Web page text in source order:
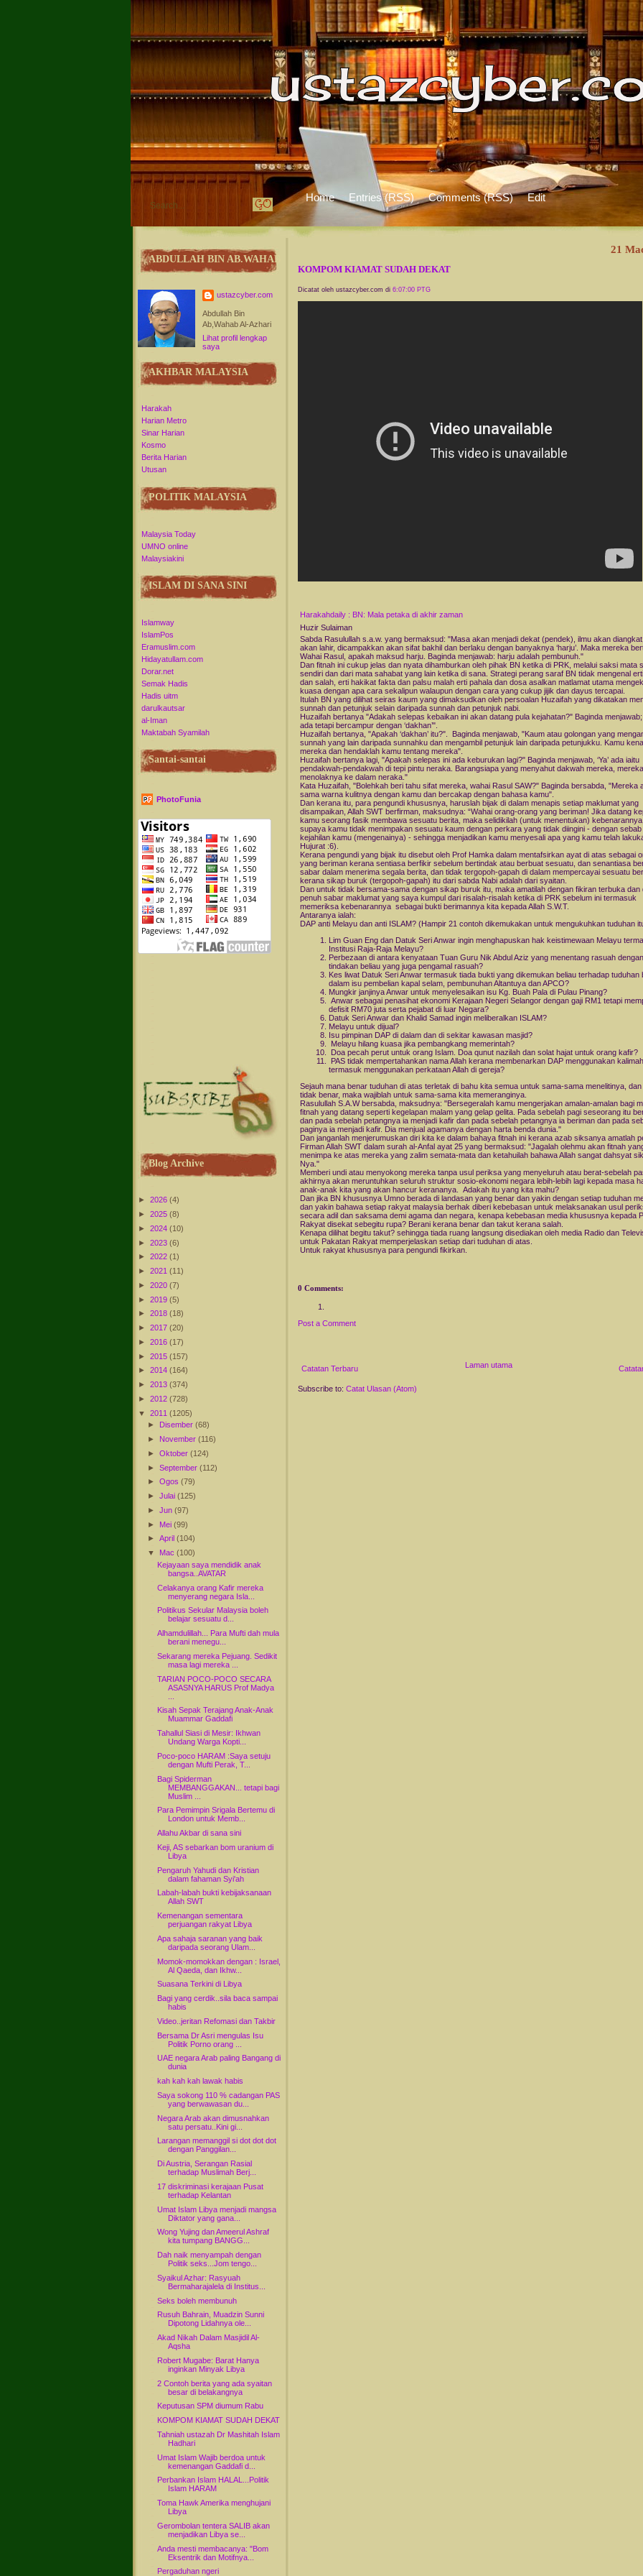
Home Entries (RSS) Comments (RSS) Edit
ABDULLAH BIN AB.WAHAB
ustazcyber.com
Abdullah Bin
Ab,Wahab Al-Azhari
Lihat profil lengkap
saya
AKHBAR MALAYSIA
Harakah
Harian Metro
Sinar Harian
Kosmo
Berita Harian
Utusan
POLITIK MALAYSIA
Malaysia Today
UMNO online
Malaysiakini
ISLAM DI SANA SINI
Islamway
IslamPos
Eramuslim.com
Hidayatullam.com
Dorar.net
Semak Hadis
Hadis uitm
darulkautsar
al-Iman
Maktabah Syamilah
Santai-santai
PhotoFunia
Blog Archive
► 2026 (4)
► 2025 (8)
► 2024 (10)
► 2023 (6)
► 2022 (1)
► 2021 (11)
► 2020 (7)
► 2019 (5)
► 2018 (18)
► 2017 (20)
► 2016 (17)
► 2015 (157)
► 2014 (164)
► 2013 (374)
► 2012 (728)
▼
2011 (1205)
►
Disember(68)
► November(116)
►Oktober(124)
►September(112)
►Ogos(79)
►Julai(125)
►Jun(97)
► Mei(99)
►April(104)
▼
Mac(100)
Kejayaan saya mendidik anak
bangsa..AVATAR
Celakanya orang Kafir mereka
menyerang negara Isla...
Politikus Sekular Malaysia boleh
belajar sesuatu d...
Alhamdulillah... Para Mufti dah mula
berani menegu...
Sekarang mereka Pejuang. Sedikit
masa lagi mereka ...
TARIAN POCO-POCO SECARA
ASASNYA HARUS Prof Madya
Kisah Sepak Terajang Anak-Anak
Muammar Gaddafi
Tahallul Siasi di Mesir: Ikhwan
Undang Warga Kopti...
Poco-poco HARAM :Saya setuju
dengan Mufti Perak, T...
Bagi Spiderman
MEMBANGGAKAN... tetapi bagi
Muslim ...
Para Pemimpin Srigala Bertemu di
London untuk Memb...
Allahu Akbar di sana sini
Keji, AS sebarkan bom uranium di
Libya
Pengaruh Yahudi dan Kristian
dalam fahaman Syi'ah
Labah-labah bukti kebijaksanaan
Allah SWT
Kemenangan sementara
perjuangan rakyat Libya
Apa sahaja saranan yang baik
daripada seorang Ulam...
Momok-momokkan dengan : Israel,
Al Qaeda, dan Ikhw...
Suasana Terkini di Libya
Bagi yang cerdik..sila baca sampai
habis
Video..jeritan Refomasi dan Takbir
Bersama Dr Asri mengulas Isu
Politik Porno orang ...
UAE negara Arab paling Bangang di
dunia
kah kah kah lawak habis
Saya sokong 110 % cadangan PAS
yang berwawasan du...
Negara Arab akan dimusnahkan
satu persatu..Kini gi...
Larangan memanggil si dot dot dot
dengan Panggilan...
Di Austria, Serangan Rasial
terhadap Muslimah Berj...
17 diskriminasi kerajaan Pusat
terhadap Kelantan
Umat Islam Libya menjadi mangsa
Diktator yang gana...
Wong Yujing dan Ameerul Ashraf
kita tumpang BANGG...
Dah naik menyampah dengan
Politik seks...Jom tengo...
Syaikul Azhar: Rasyuah
Bermaharajalela di Institus...
Seks boleh membunuh
Rusuh Bahrain, Muadzin Sunni
Dipotong Lidahnya ole...
Akad Nikah Dalam Masjidil Al-
Aqsha
Robert Mugabe: Barat Hanya
inginkan Minyak Libya
2 Contoh berita yang ada syaitan
besar di belakangnya
Keputusan SPM diumum Rabu
KOMPOM KIAMAT SUDAH DEKAT
Tahniah ustazah Dr Mashitah Islam
Hadhari
Umat Islam Wajib berdoa untuk
kemenangan Gaddafi d...
Perbankan Islam HALAL...Politik
Islam HARAM
Toma Hawk Amerika menghujani
Libya
Gerombolan tentera SALIB akan
menjadikan Libya se...
Anda mesti membacanya: "Bom
Eksentrik dan Motifnya...
Pergaduhan ngeri
21
KOMPOM KIAMAT SUDAH DEKAT
Dicatat oleh ustazcyber.com di 6:07:00 PTG
Harakahdaily : BN: Mala petaka di akhir zaman
Huzir Sulaiman
Sabda Rasulullah s.a.w. yang bermaksud: "Masa akan menjadi dekat (pendek), ilmu akan
akan lahir, dicampakkan akan sifat bakhil dan berlaku dengan banyaknya ‘harju’. Maka mereka
Wahai Rasul, apakah maksud harju. Baginda menjawab: harju adalah pembunuh."
Dan fitnah ini cukup jelas dan nyata dihamburkan oleh pihak BN ketika di PRK, melalui saksi mata
sendiri dan dari mata sahabat yang lain ketika di sana. Strategi perang saraf BN tidak mengenal
dan salah, erti hakikat fakta dan palsu malah erti pahala dan dosa asalkan matlamat utama
kuasa dengan apa cara sekalipun walaupun dengan cara yang cukup jijik dan dayus tercapai.
Itulah BN yang dilihat seiras kaum yang dimaksudkan oleh persoalan Huzaifah yang dikatakan
sunnah dan petunjuk selain daripada sunnah dan petunjuk nabi.
Huzaifah bertanya "Adakah selepas kebaikan ini akan datang pula kejahatan?" Baginda menjawab;
ada tetapi bercampur dengan ‘dakhan’".
Huzaifah bertanya, "Apakah ‘dakhan’ itu?". Baginda menjawab, "Kaum atau golongan yang
sunnah yang lain daripada sunnahku dan mengambil petunjuk lain daripada petunjukku. Kamu kenal
mereka dan hendaklah kamu tentang mereka".
Huzaifah bertanya lagi, "Apakah selepas ini ada keburukan lagi?" Baginda menjawab, ‘Ya’ ada iaitu
pendakwah-pendakwah di tepi pintu neraka. Barangsiapa yang menyahut dakwah mereka,
menolaknya ke dalam neraka."
Kata Huzaifah, "Bolehkah beri tahu sifat mereka, wahai Rasul SAW?" Baginda bersabda, "Mereka
sama warna kulitnya dengan kamu dan bercakap dengan bahasa kamu".
Dan kerana itu, para pengundi khususnya, haruslah bijak di dalam menapis setiap maklumat yang
disampaikan, Allah SWT berfirman, maksudnya: “Wahai orang-orang yang beriman! Jika datang
kamu seorang fasik membawa sesuatu berita, maka selidikilah (untuk menentukan) kebenarannya,
supaya kamu tidak menimpakan sesuatu kaum dengan perkara yang tidak diingini - dengan sebab
kejahilan kamu (mengenainya) - sehingga menjadikan kamu menyesali apa yang kamu telah
Hujurat :6).
Kerana pengundi yang bijak itu disebut oleh Prof Hamka dalam mentafsirkan ayat di atas sebagai
yang beriman kerana sentiasa berfikir sebelum bertindak atau berbuat sesuatu, dan senantiasa
sabar dalam menerima segala berita, dan tidak tergopoh-gapah di dalam mempercayai sesuatu
kerana sikap buruk (tergopoh-gapah) itu dari sabda Nabi adalah dari syaitan.
Dan untuk tidak bersama-sama dengan sikap buruk itu, maka amatilah dengan fikiran terbuka dan
penuh sabar maklumat yang saya kumpul dari risalah-risalah ketika di PRK sebelum ini termasuk
memeriksa kebenarannya sebagai bukti berimannya kita kepada Allah S.W.T.
Antaranya ialah:
DAP anti Melayu dan anti ISLAM? (Hampir 21 contoh dikemukakan untuk mengukuhkan tuduhan
Lim Guan Eng dan Datuk Seri Anwar ingin menghapuskan hak keistimewaan Melayu
Institusi Raja-Raja Melayu?
Perbezaan di antara kenyataan Tuan Guru Nik Abdul Aziz yang menentang rasuah dengan
tindakan beliau yang juga pengamal rasuah?
Kes liwat Datuk Seri Anwar termasuk tiada bukti yang dikemukan beliau terhadap tuduhan
dalam isu pembelian kapal selam, pembunuhan Altantuya dan APCO?
Mungkir janjinya Anwar untuk menyelesaikan isu Kg. Buah Pala di Pulau Pinang?
Anwar sebagai penasihat ekonomi Kerajaan Negeri Selangor dengan gaji RM1 tetapi
defisit RM70 juta serta pejabat di luar Negara?
Datuk Seri Anwar dan Khalid Samad ingin meliberalkan ISLAM?
Melayu untuk dijual?
Isu pimpinan DAP di dalam dan di sekitar kawasan masjid?
Melayu hilang kuasa jika pembangkang memerintah?
Doa pecah perut untuk orang Islam. Doa qunut nazilah dan solat hajat untuk orang kafir?
PAS tidak mempertahankan nama Allah kerana membenarkan DAP menggunakan
termasuk menggunakan perkataan Allah di gereja?
Sejauh mana benar tuduhan di atas terletak di bahu kita semua untuk sama-sama menelitinya, dan
tidak benar, maka wajiblah untuk sama-sama kita memeranginya.
Rasulullah S.A.W bersabda, maksudnya: "Bersegeralah kamu mengerjakan amalan-amalan bagi
fitnah yang datang seperti kegelapan malam yang gelap gelita. Pada sebelah pagi seseorang itu
dan pada sebelah petangnya ia menjadi kafir dan pada sebelah petangnya ia beriman dan pada
paginya ia menjadi kafir. Dia menjual agamanya dengan harta benda dunia."
Dan janganlah menjerumuskan diri kita ke dalam bahaya fitnah ini kerana azab siksanya amatlah
Firman Allah SWT dalam surah al-Anfal ayat 25 yang bermaksud: "Jagalah olehmu akan fitnah
menimpa ke atas mereka yang zalim semata-mata dan ketahuilah bahawa Allah sangat dahsyat
Nya."
Memberi undi atau menyokong mereka tanpa usul periksa yang menyeluruh atau berat-sebelah
akhirnya akan meruntuhkan seluruh struktur sosio-ekonomi negara lebih-lebih lagi kepada masa
anak-anak kita yang akan hancur kerananya. Adakah itu yang kita mahu?
Dan jika BN khususnya Umno berada di landasan yang benar dan yakin dengan setiap tuduhan
dan yakin bahawa setiap rakyat malaysia berhak diberi kebebasan untuk melaksanakan usul
secara adil dan saksama demi agama dan negara, kenapa kebebasan media khususnya kepada
Rakyat disekat sebegitu rupa? Berani kerana benar dan takut kerana salah.
Kenapa dilihat begitu takut? sehingga tiada ruang langsung disediakan oleh media Radio dan
untuk Pakatan Rakyat memperjelaskan setiap dari tuduhan di atas.
Untuk rakyat khususnya para pengundi fikirkan.
0 Comments:
Post a Comment
Catatan Terbaru Laman utama
Subscribe to: Catat Ulasan (Atom)